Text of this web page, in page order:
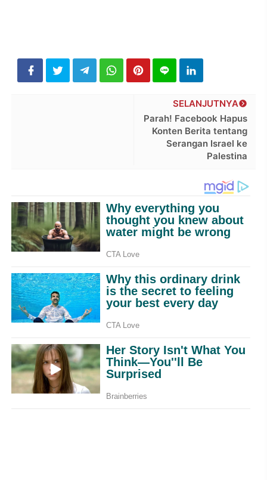
SELANJUTNYA
Parah! Facebook Hapus
Konten Berita tentang
Serangan Israel ke
Palestina